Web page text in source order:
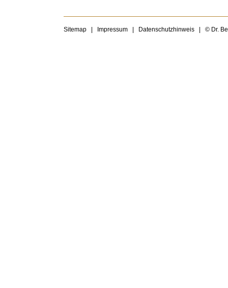
Sitemap Impressum Datenschutzhinweis © Dr.